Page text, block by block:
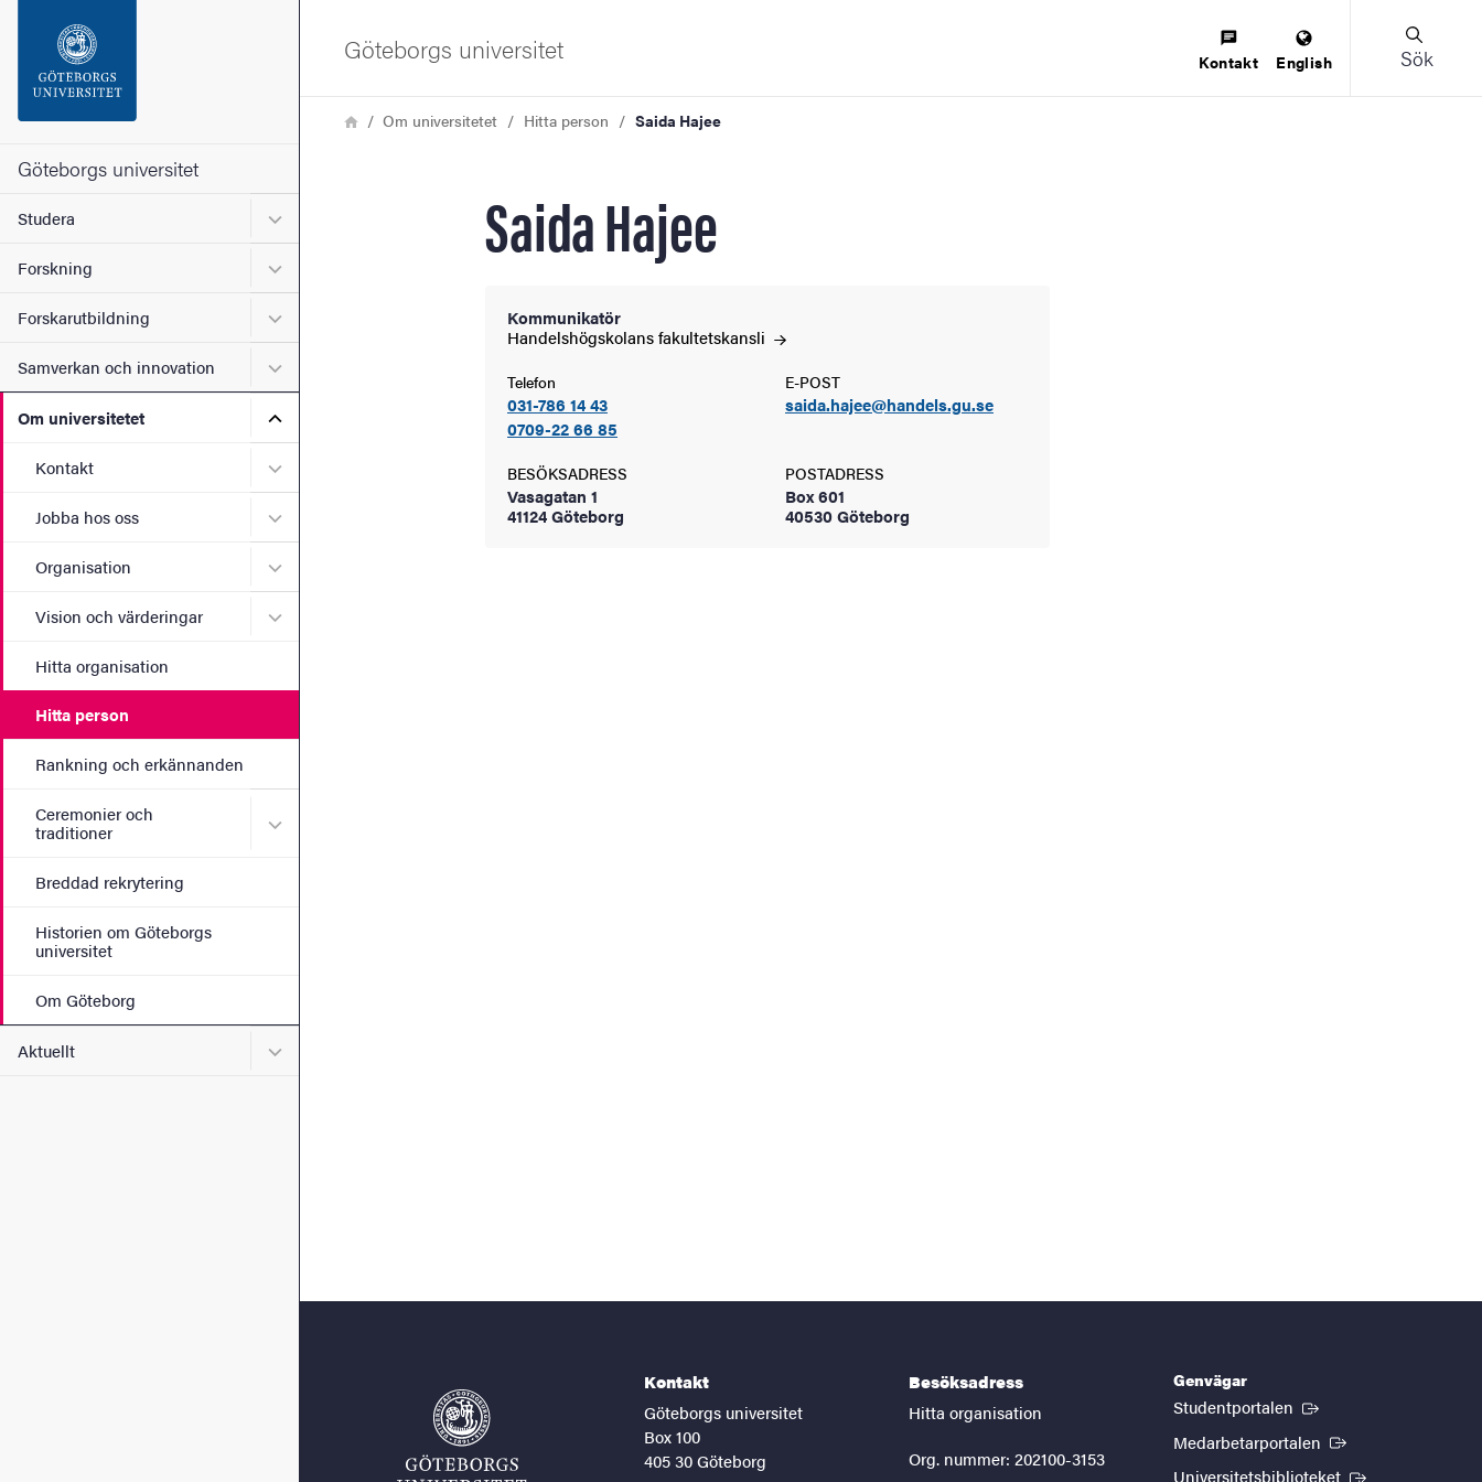
Sidfoten
Om webbplatsen
Göteborgs universitet
Studera Undermeny för Studera
Forskning Undermeny för Forskning
Forskarutbildning Undermeny för Forskarutbildning
Samverkan och innovation Undermeny för Samverkan och innovation
Om universitetet Undermeny för Om universitetet
Kontakt Undermeny för Kontakt
Jobba hos oss Undermeny för Jobba hos oss
Organisation Undermeny för Organisation
Vision och värderingar Undermeny för Vision och värderingar
Hitta organisation
Hitta person
Rankning och erkännanden
Ceremonier och
traditioner
Undermeny för Ceremonier och traditioner
Breddad rekrytering
Historien om Göteborgs
universitet
Om Göteborg
Aktuellt Undermeny för Aktuellt
Göteborgs universitet Kontakt English Sök
LänkstigHemOm universitetet Hitta person Saida Hajee
Saida Hajee
Kommunikatör
Handelshögskolansfakultetskansli
Telefon
031-786 14 43
0709-22 66 85
E-POST
saida.hajee@handels.gu.se
BESÖKSADRESS
Vasagatan 1
41124 Göteborg
POSTADRESS
Box 601
40530 Göteborg
Kontakt
Göteborgs universitet
Box 100
405 30 Göteborg
Besöksadress
Hitta organisation
Org. nummer: 202100-3153
Genvägar
Studentportalen (Extern länk)
Medarbetarportalen (Extern länk)
Universitetsbiblioteket (Extern länk)